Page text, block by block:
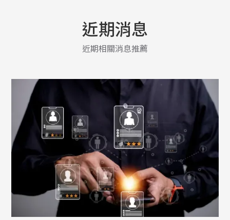
近期消息
近期相關消息推薦